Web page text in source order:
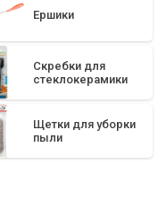
Ершики
Скребки для
стеклокерамики
Щетки для уборки
пыли